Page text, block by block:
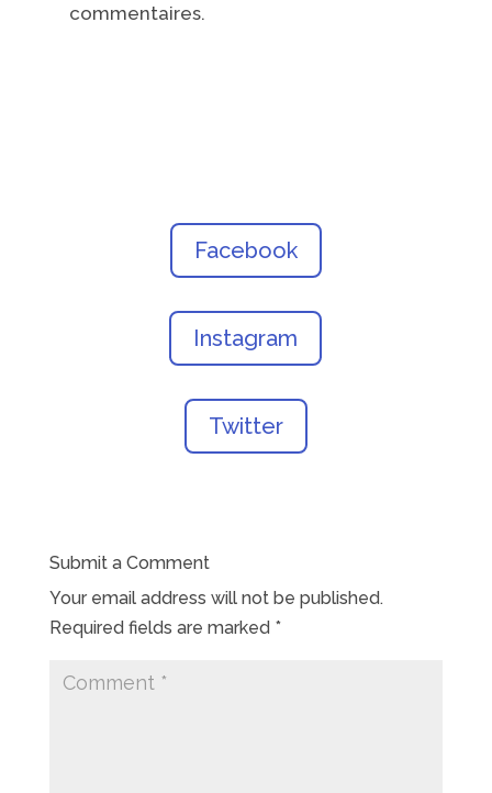
commentaires.
Facebook
Instagram
Twitter
Submit a Comment
Your email address will not be published.
Required fields are marked *